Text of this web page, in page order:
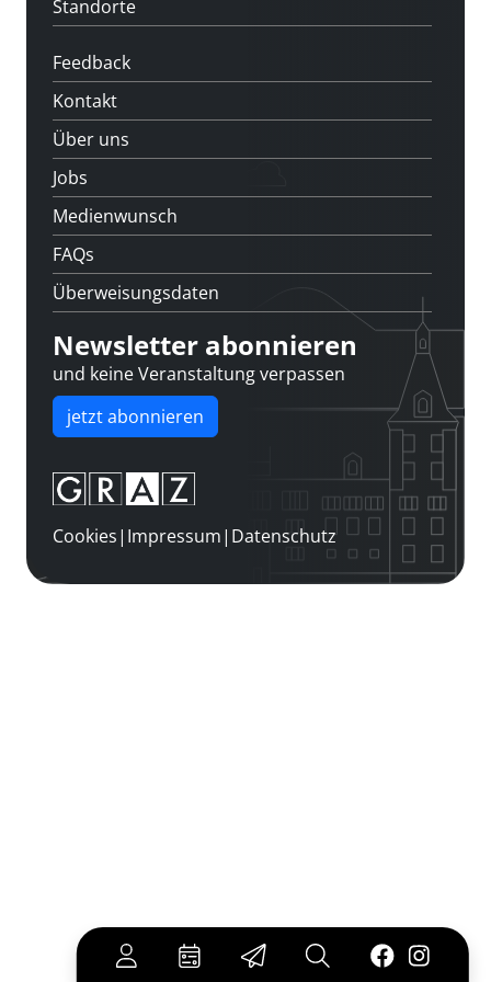
Standorte
Feedback
Kontakt
Über uns
Jobs
Medienwunsch
FAQs
Überweisungsdaten
Newsletter abonnieren
und keine Veranstaltung verpassen
jetzt abonnieren
Cookies| Impressum| Datenschutz